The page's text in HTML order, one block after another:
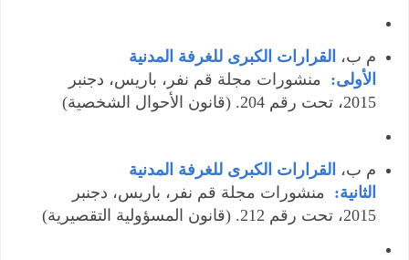
م ب، القرارات الكبرى للغرفة المدنية
الأولى: منشورات مجلة قم نفر، باريس، دجنبر
2015، تحت رقم 204. (قانون الأحوال الشخصية)
م ب، القرارات الكبرى للغرفة المدنية
الثانية: منشورات مجلة قم نفر، باريس، دجنبر
2015، تحت رقم 212. (قانون المسؤولية التقصيرية)